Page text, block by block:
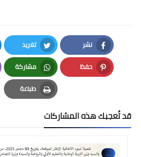
نشر
Facebook
تغريد
Twitter
حفظ
Pinterest
مشاركة
Whatsapp
طباعة
Print
قد تُعجبك هذه المشاركات
....